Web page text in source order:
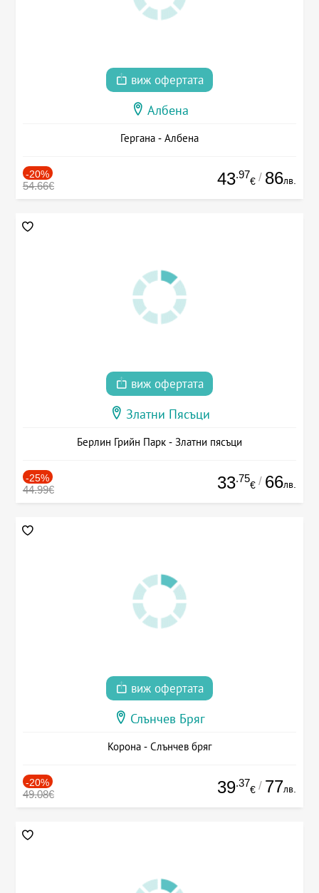
виж офертата
Албена
Гергана - Албена
-20%
54.66€ 43.97
€ / 86лв.
виж офертата
Златни Пясъци
Берлин Грийн Парк - Златни пясъци
-25%
44.99€ 33.75
€ / 66лв.
виж офертата
Слънчев Бряг
Корона - Слънчев бряг
-20%
49.08€ 39.37
€ / 77лв.